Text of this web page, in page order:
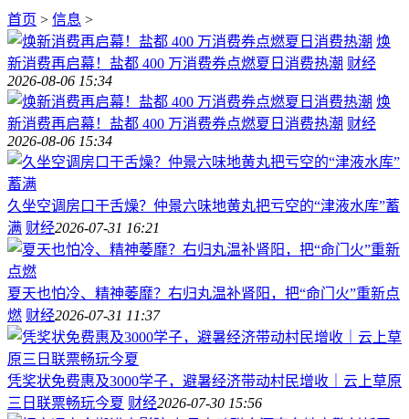
首页 > 信息 >
焕
新消费再启幕！盐都 400 万消费券点燃夏日消费热潮 财经
2026-08-06 15:34
焕
新消费再启幕！盐都 400 万消费券点燃夏日消费热潮 财经
2026-08-06 15:34
久坐空调房口干舌燥？仲景六味地黄丸把亏空的“津液水库”蓄
满 财经2026-07-31 16:21
夏天也怕冷、精神萎靡？右归丸温补肾阳，把“命门火”重新点
燃 财经2026-07-31 11:37
凭奖状免费惠及3000学子，避暑经济带动村民增收｜云上草原
三日联票畅玩今夏 财经2026-07-30 15:56